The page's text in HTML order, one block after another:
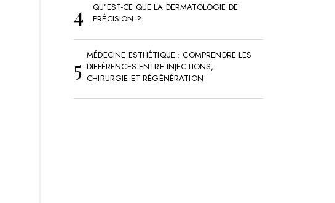
QU’EST-CE QUE LA DERMATOLOGIE DE
PRÉCISION ?
MÉDECINE ESTHÉTIQUE : COMPRENDRE LES
DIFFÉRENCES ENTRE INJECTIONS,
CHIRURGIE ET RÉGÉNÉRATION